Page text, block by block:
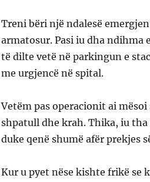
Treni bëri një ndalesë
armatosur. Pasi iu dha ndihma
të dilte vetë në parkingun e
me urgjencë në spital.
Vetëm pas operacionit ai
shpatull dhe krah. Thika, iu
duke qenë shumë afër prekjes
Kur u pyet nëse kishte frikë se